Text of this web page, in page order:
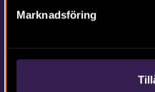
Marknadsföring
Kontakta
Tfn vx: